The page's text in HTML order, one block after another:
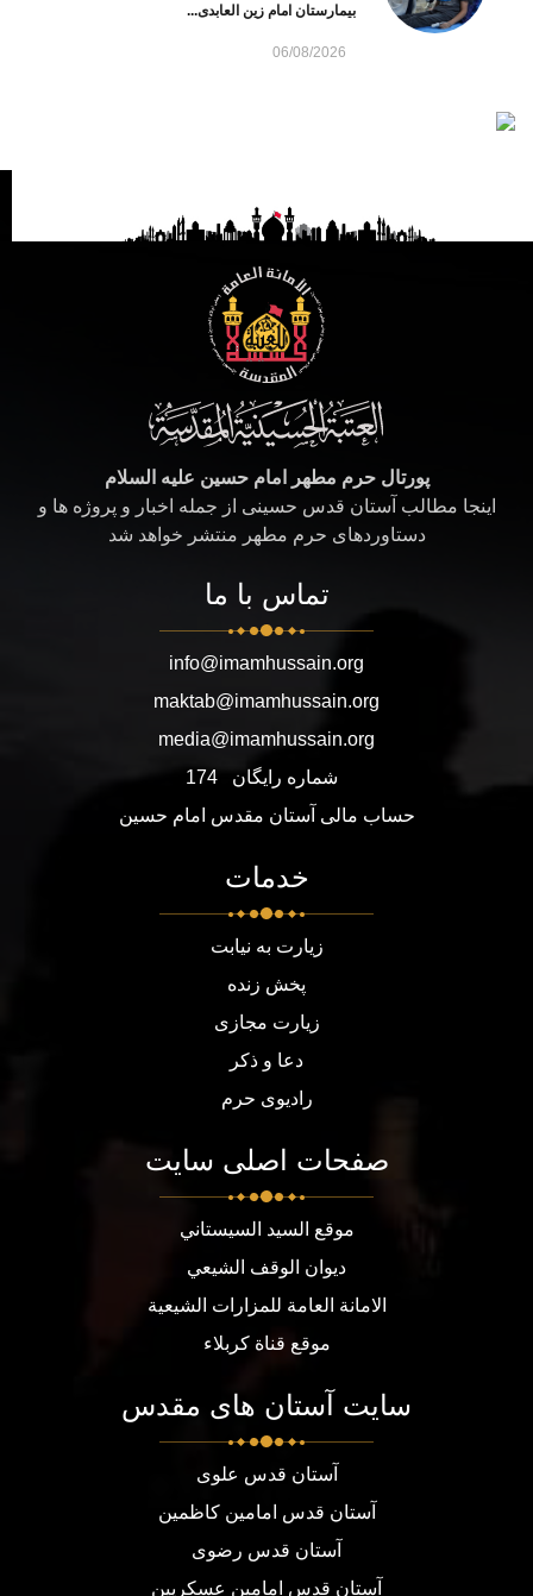
بیمارستان امام زین العابدی...
06/08/2026
پورتال حرم مطهر امام حسین علیه السلام
اینجا مطالب آستان قدس حسینی از جمله اخبار و پروژه ها و
دستاوردهای حرم مطهر منتشر خواهد شد
تماس با ما
info@imamhussain.org
maktab@imamhussain.org
media@imamhussain.org
شماره رایگان
174
حساب مالی آستان مقدس امام حسین
خدمات
زیارت به نیابت
پخش زنده
زیارت مجازی
دعا و ذکر
رادیوی حرم
صفحات اصلی سایت
موقع السيد السيستاني
ديوان الوقف الشيعي
الامانة العامة للمزارات الشيعية
موقع قناة كربلاء
سایت آستان های مقدس
آستان قدس علوی
آستان قدس امامین کاظمین
آستان قدس رضوی
آستان قدس امامین عسکریین